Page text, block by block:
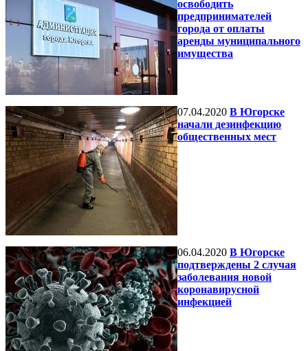
освободить
предпринимателей
города от оплаты
аренды муниципального
имущества
07.04.2020 В Югорске
начали дезинфекцию
общественных мест
06.04.2020 В Югорске
подтверждены 2 случая
заболевания новой
коронавирусной
инфекцией